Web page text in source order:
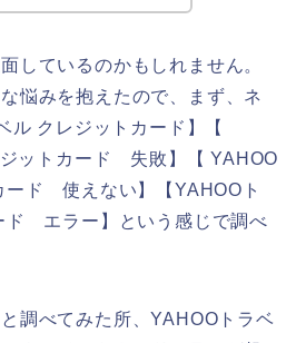
しているのかもしれません。
悩みを抱えたので、まず、ネ
ル クレジットカード】【
ットカード 失敗】【 YAHOO
ード 使えない】【YAHOOト
ド エラー】という感じで調べ
調べてみた所、YAHOOトラベ